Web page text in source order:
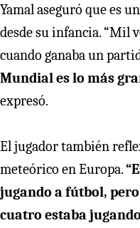
Yamal aseguró que es
desde su infancia. “Mil
cuando ganaba un
Mundial es lo más
expresó.
El jugador también
meteórico en Europa.
jugando a fútbol,
cuatro estaba